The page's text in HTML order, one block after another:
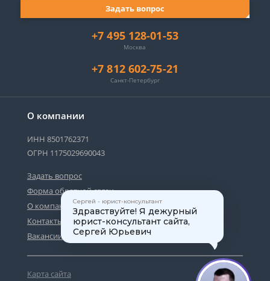
О компании
ИНН 8501762371
ОГРН 1175029690043
Задать вопрос
Форма обратной связи
О компании
Контакты
Вакансии
Карта сайта
+7 495 128-01-53
Москва
+7 812 602-75-21
Санкт-Петербург
Задать вопрос
1
Сергей - юрист-консультант
Здравствуйте! Я дежурный
юрист-консультант сайта,
Сергей Юрьевич